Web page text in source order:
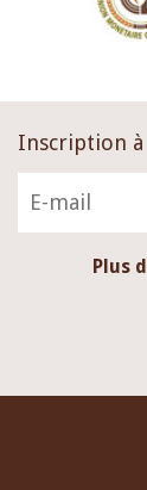
Inscription
Plus